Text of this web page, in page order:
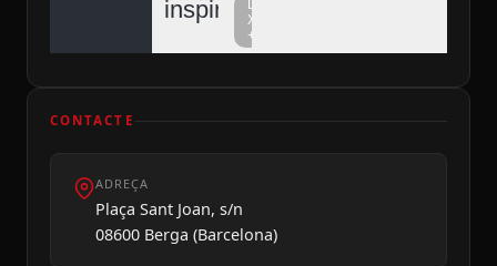
inspirenLa
Xarxa
+
CONTACTE
ADREÇA
Plaça Sant Joan, s/n
08600 Berga (Barcelona)